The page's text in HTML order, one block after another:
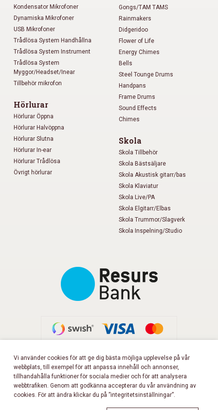
Kondensator Mikrofoner
Dynamiska Mikrofoner
USB Mikrofoner
Trådlösa System Handhållna
Trådlösa System Instrument
Trådlösa System
Myggor/Headset/Inear
Tillbehör mikrofon
Hörlurar
Hörlurar Öppna
Hörlurar Halvöppna
Hörlurar Slutna
Hörlurar In-ear
Hörlurar Trådlösa
Övrigt hörlurar
Gongs/TAM TAMS
Rainmakers
Didgeridoo
Flower of Life
Energy Chimes
Bells
Steel Tounge Drums
Handpans
Frame Drums
Sound Effects
Chimes
Skola
Skola Tillbehör
Skola Bästsäljare
Skola Akustisk gitarr/bas
Skola Klaviatur
Skola Live/PA
Skola Elgitarr/Elbas
Skola Trummor/Slagverk
Skola Inspelning/Studio
FÖLJ OSS PÅ FACEBOOK!
Vi använder cookies för att ge dig bästa möjliga upplevelse på vår
webbplats, till exempel för att anpassa innehåll och annonser,
tillhandahålla funktioner för sociala medier och för att analysera
webbtrafiken. Genom att godkänna accepterar du vår användning av
cookies. För att ändra klickar du på ”integritetsinställningar”.